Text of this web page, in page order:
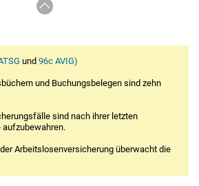
und 96c AVIG)
und Buchungsbelegen sind zehn
sind nach ihrer letzten
aufzubewahren.
Arbeitslosenversicherung überwacht die